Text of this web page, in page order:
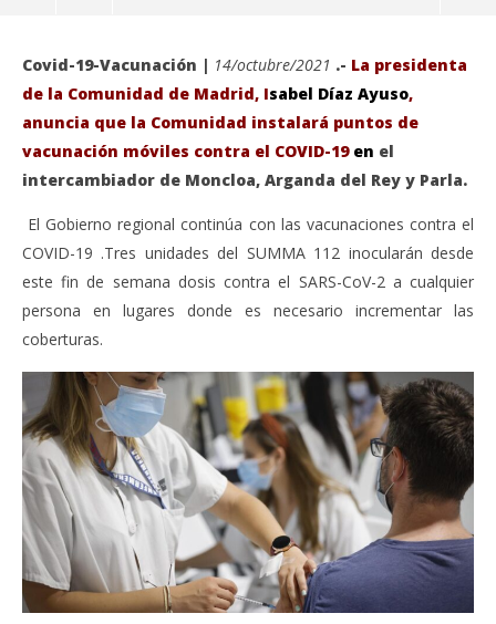
VIENDO AHORA
puntos de vacunación móviles contra el COVID-19.
octubre
14,
2021
Admin
14,
Covid-19-Vacunación | 14/octubre/2021 .- La presidenta
de la Comunidad de Madrid, Isabel Díaz Ayuso,
anuncia que la Comunidad instalará puntos de
vacunación móviles contra el COVID-19en el
intercambiador de Moncloa, Arganda del Rey y Parla.
El Gobierno regional continúa con las vacunaciones contra el
COVID-19 .Tres unidades del SUMMA 112 inocularán desde
este fin de semana dosis contra el SARS-CoV-2 a cualquier
persona en lugares donde es necesario incrementar las
coberturas.